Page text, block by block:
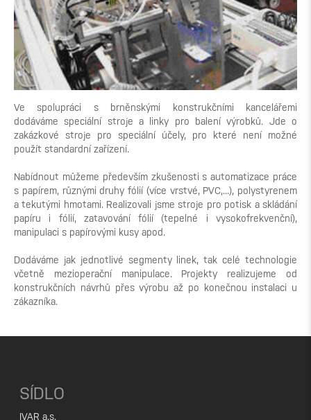
Ve spolupráci s brněnskými konstrukčními kancelářemi
dodáváme speciální stroje a linky pro balení výrobků. Jde o
zakázkové stroje pro speciální účely, pro které není možné
použít standardní zařízení.
Nabídnout můžeme především zkušenosti s automatizace práce
s papírem, různými druhy fólií (více vrstvé, PVC,...), polystyrenem
a tekutými hmotami. Realizovali jsme stroje pro potisk a skládání
papíru i fólií, zatavování fólií (tepelné i vysokofrekvenční),
manipulaci s papírovými kusy apod.
Dodáváme jak jednotlivé segmenty linek, tak celé technologie
včetně mezioperační manipulace. Projekty realizujeme od
konstrukčních návrhů přes výrobu až po konečnou instalaci u
zákazníka.
SÍDLO
IVAR a.s.